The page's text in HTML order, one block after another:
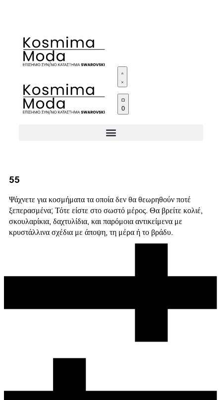
0
55
Ψάχνετε για κοσμήματα τα οποία δεν θα θεωρηθούν ποτέ
ξεπερασμένα; Τότε είστε στο σωστό μέρος. Θα βρείτε κολιέ,
σκουλαρίκια, δαχτυλίδια, και παρόμοια αντικείμενα με
κρυστάλλινα σχέδια με άποψη, τη μέρα ή το βράδυ.